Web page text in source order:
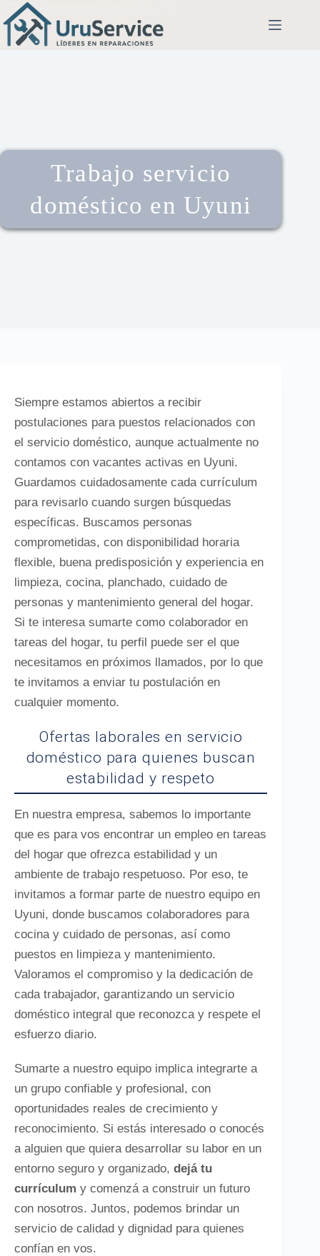
Trabajo servicio
doméstico en Uyuni
Siempre estamos abiertos a recibir
postulaciones para puestos relacionados con
el servicio doméstico, aunque actualmente no
contamos con vacantes activas en Uyuni.
Guardamos cuidadosamente cada currículum
para revisarlo cuando surgen búsquedas
específicas. Buscamos personas
comprometidas, con disponibilidad horaria
flexible, buena predisposición y experiencia en
limpieza, cocina, planchado, cuidado de
personas y mantenimiento general del hogar.
Si te interesa sumarte como colaborador en
tareas del hogar, tu perfil puede ser el que
necesitamos en próximos llamados, por lo que
te invitamos a enviar tu postulación en
cualquier momento.
Ofertas laborales en servicio
doméstico para quienes buscan
estabilidad y respeto
En nuestra empresa, sabemos lo importante
que es para vos encontrar un empleo en tareas
del hogar que ofrezca estabilidad y un
ambiente de trabajo respetuoso. Por eso, te
invitamos a formar parte de nuestro equipo en
Uyuni, donde buscamos colaboradores para
cocina y cuidado de personas, así como
puestos en limpieza y mantenimiento.
Valoramos el compromiso y la dedicación de
cada trabajador, garantizando un servicio
doméstico integral que reconozca y respete el
esfuerzo diario.
Sumarte a nuestro equipo implica integrarte a
un grupo confiable y profesional, con
oportunidades reales de crecimiento y
reconocimiento. Si estás interesado o conocés
a alguien que quiera desarrollar su labor en un
entorno seguro y organizado, dejá tu
currículum y comenzá a construir un futuro
con nosotros. Juntos, podemos brindar un
servicio de calidad y dignidad para quienes
confían en vos.